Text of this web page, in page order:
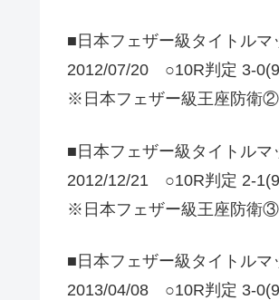
■日本フェザー級タイトルマ
2012/07/20 ○10R判定 3-
※日本フェザー級王座防衛②
■日本フェザー級タイトルマ
2012/12/21 ○10R判定 2-
※日本フェザー級王座防衛③
■日本フェザー級タイトルマ
2013/04/08 ○10R判定 3-